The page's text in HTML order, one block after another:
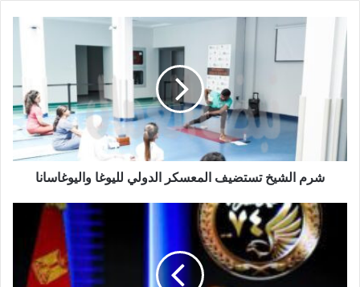
شرم الشيخ تستضيف المعسكر الدولي لليوغا واليوغاسانا